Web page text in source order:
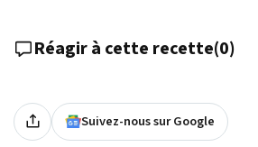
Réagir à cette recette(0)
Suivez-nous sur Google